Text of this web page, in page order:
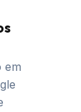
em